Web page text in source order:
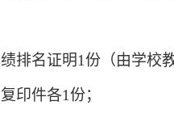
排名证明1份（由学校
印件各1份；